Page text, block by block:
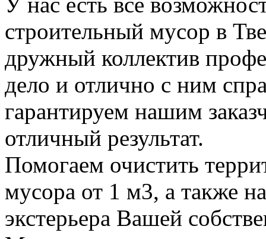
строительный мусор в
дружный коллектив
дело и отлично с ним
гарантируем нашим
отличный результат.
Помогаем очистить
мусора от 1 м3, а также
экстерьера Вашей